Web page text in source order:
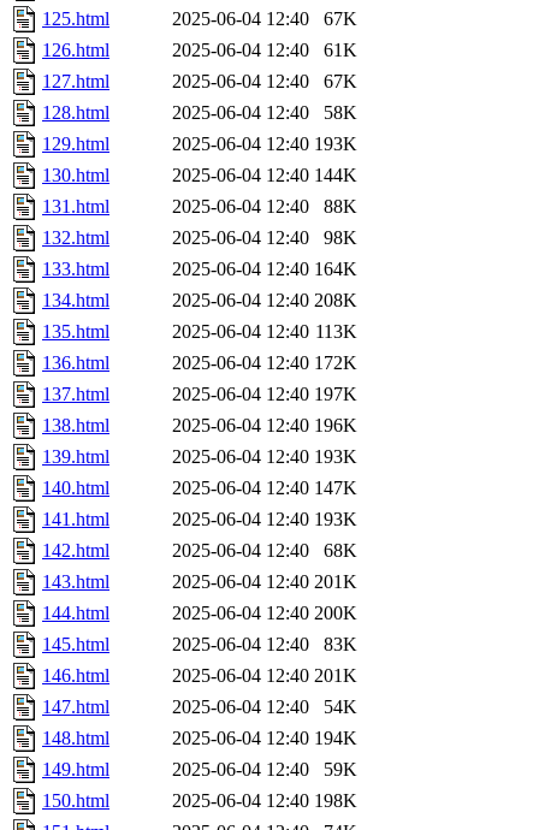
125.html
2025-06-04 12:40
67K
126.html
2025-06-04 12:40
61K
127.html
2025-06-04 12:40
67K
128.html
2025-06-04 12:40
58K
129.html
2025-06-04 12:40 193K
130.html
2025-06-04 12:40 144K
131.html
2025-06-04 12:40
88K
132.html
2025-06-04 12:40
98K
133.html
2025-06-04 12:40 164K
134.html
2025-06-04 12:40 208K
135.html
2025-06-04 12:40 113K
136.html
2025-06-04 12:40 172K
137.html
2025-06-04 12:40 197K
138.html
2025-06-04 12:40 196K
139.html
2025-06-04 12:40 193K
140.html
2025-06-04 12:40 147K
141.html
2025-06-04 12:40 193K
142.html
2025-06-04 12:40
68K
143.html
2025-06-04 12:40 201K
144.html
2025-06-04 12:40 200K
145.html
2025-06-04 12:40
83K
146.html
2025-06-04 12:40 201K
147.html
2025-06-04 12:40
54K
148.html
2025-06-04 12:40 194K
149.html
2025-06-04 12:40
59K
150.html
2025-06-04 12:40 198K